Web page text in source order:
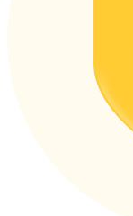
aplikację Bitrue